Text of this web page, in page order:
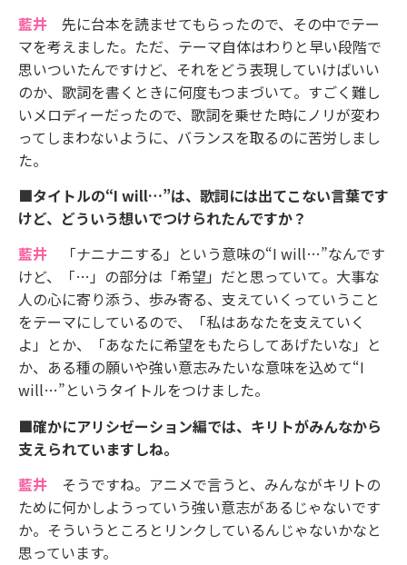
藍井 先に台本を読ませてもらったので、その中でテー
マを考えました。ただ、テーマ自体はわりと早い段階で
思いついたんですけど、それをどう表現していけばいい
のか、歌詞を書くときに何度もつまづいて。すごく難し
いメロディーだったので、歌詞を乗せた時にノリが変わ
ってしまわないように、バランスを取るのに苦労しまし
た。
■タイトルの“I will…”は、歌詞には出てこない言葉です
けど、どういう想いでつけられたんですか？
藍井
「ナニナニする」という意味の“I will…”なんです
けど、「…」の部分は「希望」だと思っていて。大事な
人の心に寄り添う、歩み寄る、支えていくっていうこと
をテーマにしているので、「私はあなたを支えていく
よ」とか、「あなたに希望をもたらしてあげたいな」と
か、ある種の願いや強い意志みたいな意味を込めて“I
will…”というタイトルをつけました。
■確かにアリシゼーション編では、キリトがみんなから
支えられていますしね。
藍井 そうですね。アニメで言うと、みんながキリトの
ために何かしようっていう強い意志があるじゃないです
か。そういうところとリンクしているんじゃないかなと
思っています。